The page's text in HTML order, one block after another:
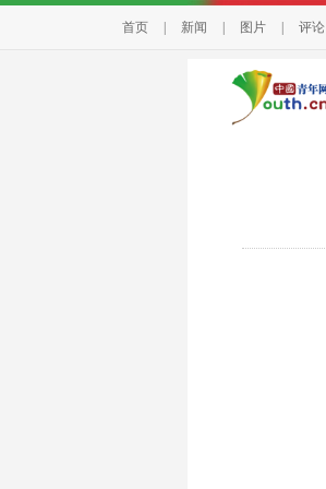
首页 新闻 图片 评论